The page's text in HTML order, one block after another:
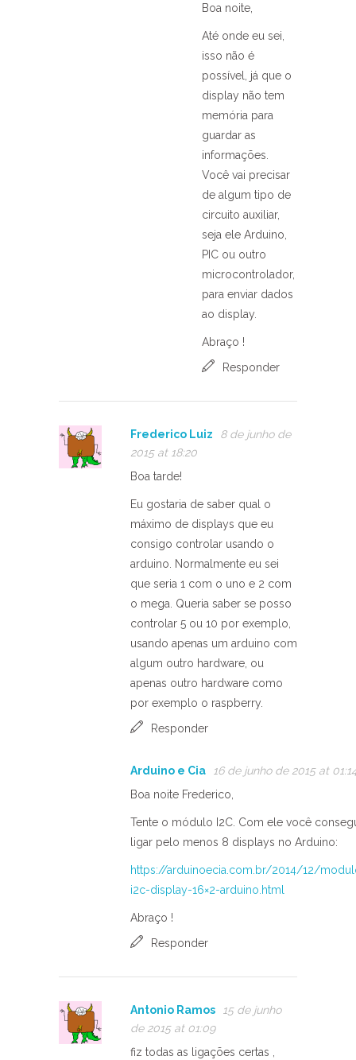
Boa noite,
Até onde eu sei,
isso não é
possível, já que o
display não tem
memória para
guardar as
informações.
Você vai precisar
de algum tipo de
circuito auxiliar,
seja ele Arduino,
PIC ou outro
microcontrolador,
para enviar dados
ao display.
Abraço !
Responder
Frederico Luiz
8 de junho de
2015 at 18:20
Boa tarde!
Eu gostaria de saber qual o
máximo de displays que eu
consigo controlar usando o
arduino. Normalmente eu sei
que seria 1 com o uno e 2 com
o mega. Queria saber se posso
controlar 5 ou 10 por exemplo,
usando apenas um arduino com
algum outro hardware, ou
apenas outro hardware como
por exemplo o raspberry.
Responder
Arduino e Cia
16 de junho de 2015 at
Boa noite Frederico,
Tente o módulo I2C. Com ele você
ligar pelo menos 8 displays no Arduino:
https://arduinoecia.com.br/2014/12/
i2c-display-16×2-arduino.html
Abraço !
Responder
Antonio Ramos
15 de junho
de 2015 at 01:09
fiz todas as ligações certas ,